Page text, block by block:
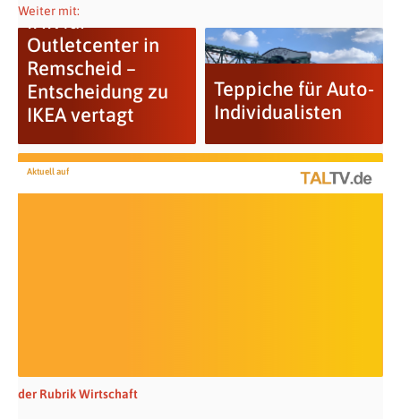
Weiter mit:
IHK für
Outletcenter in
Remscheid –
Entscheidung zu
IKEA vertagt
Teppiche für Auto-
Individualisten
Aktuell auf
der Rubrik Wirtschaft